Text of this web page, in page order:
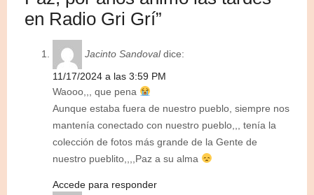
en Radio Gri Grí”
Jacinto Sandoval dice:
11/17/2024 a las 3:59 PM
Waooo,,, que pena
Aunque estaba fuera de nuestro pueblo, siempre nos
mantenía conectado con nuestro pueblo,,, tenía la
colección de fotos más grande de la Gente de
nuestro pueblito,,,,Paz a su alma
Accede para responder